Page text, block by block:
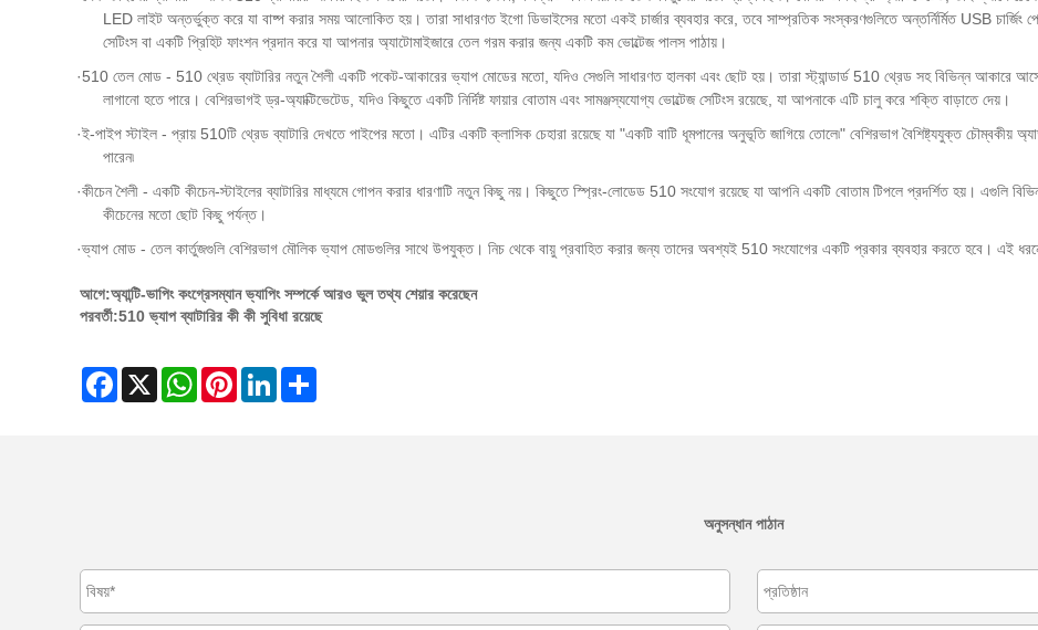
LED লাইট অন্তর্ভুক্ত করে যা বাষ্প করার সময় আলোকিত হয়। তারা সাধারণত ইগো ডিভাইসের মতো একই চার্জার ব্যবহার করে, তবে সাম্প্রতিক সংস্করণগুলিতে অন্তর্নির্মিত USB চার্জিং
সেটিংস বা একটি প্রিহিট ফাংশন প্রদান করে যা আপনার অ্যাটোমাইজারে তেল গরম করার জন্য একটি কম ভোল্টেজ পালস পাঠায়।
·510 তেল মোড - 510 থ্রেড ব্যাটারির নতুন শৈলী একটি পকেট-আকারের ভ্যাপ মোডের মতো, যদিও সেগুলি সাধারণত হালকা এবং ছোট হয়। তারা স্ট্যান্ডার্ড 510 থ্রেড সহ বিভিন্ন আকারে
লাগানো হতে পারে। বেশিরভাগই ড্র-অ্যাক্টিভেটেড, যদিও কিছুতে একটি নির্দিষ্ট ফায়ার বোতাম এবং সামঞ্জস্যযোগ্য ভোল্টেজ সেটিংস রয়েছে, যা আপনাকে এটি চালু করে শক্তি বাড়াতে দেয়।
·ই-পাইপ স্টাইল - প্রায় 510টি থ্রেড ব্যাটারি দেখতে পাইপের মতো। এটির একটি ক্লাসিক চেহারা রয়েছে যা "একটি বাটি ধূমপানের অনুভূতি জাগিয়ে তোলে৷" বেশিরভাগ বৈশিষ্ট্যযুক্ত চৌম্বকীয়
পারেন৷
·কীচেন শৈলী - একটি কীচেন-স্টাইলের ব্যাটারির মাধ্যমে গোপন করার ধারণাটি নতুন কিছু নয়। কিছুতে স্প্রিং-লোডেড 510 সংযোগ রয়েছে যা আপনি একটি বোতাম টিপলে প্রদর্শিত হয়। এগুলি
কীচেনের মতো ছোট কিছু পর্যন্ত।
·ভ্যাপ মোড - তেল কার্তুজগুলি বেশিরভাগ মৌলিক ভ্যাপ মোডগুলির সাথে উপযুক্ত। নিচ থেকে বায়ু প্রবাহিত করার জন্য তাদের অবশ্যই 510 সংযোগের একটি প্রকার ব্যবহার করতে হবে। এই ধরনের
আগে:অ্যান্টি-ভাপিং কংগ্রেসম্যান ভ্যাপিং সম্পর্কে আরও ভুল তথ্য শেয়ার করেছেন
পরবর্তী:510 ভ্যাপ ব্যাটারির কী কী সুবিধা রয়েছে
Facebook WhatsAppPinterestLinkedIn
অনুসন্ধান পাঠান